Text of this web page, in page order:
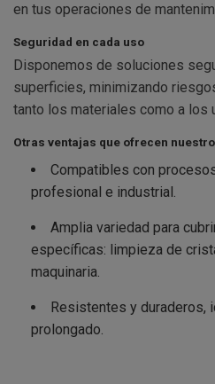
en tus operaciones de
Seguridad en cada uso
Disponemos de soluciones
superficies, minimizando
tanto los materiales como a los
Otras ventajas que ofrecen
Compatibles con
profesional e industrial.
Amplia variedad para
específicas: limpieza de
maquinaria.
Resistentes y duraderos,
prolongado.